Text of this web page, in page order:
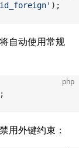
);
自动使用常规
php
用外键约束：